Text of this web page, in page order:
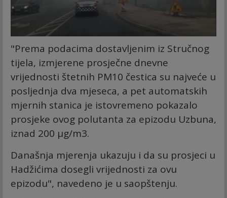
"Prema podacima dostavljenim iz Stručnog
tijela, izmjerene prosječne dnevne
vrijednosti štetnih PM10 čestica su najveće u
posljednja dva mjeseca, a pet automatskih
mjernih stanica je istovremeno pokazalo
prosjeke ovog polutanta za epizodu Uzbuna,
iznad 200 µg/m3.
Današnja mjerenja ukazuju i da su prosjeci u
Hadžićima dosegli vrijednosti za ovu
epizodu", navedeno je u saopštenju.